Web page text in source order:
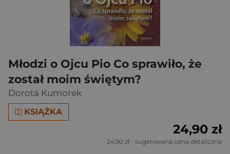
Młodzi o Ojcu Pio Co sprawiło, że
został moim świętym?
Dorota Kumorek
KSIĄŻKA
24,90 zł
24,90 zł - sugerowana cena detaliczna